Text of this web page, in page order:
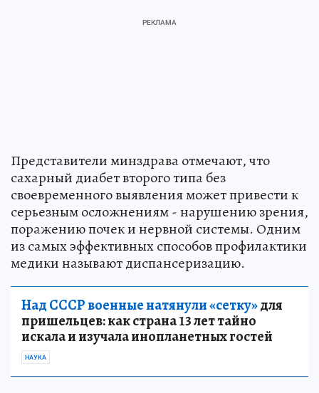
Представители минздрава отмечают, что
сахарный диабет второго типа без
своевременного выявления может привести к
серьезным осложнениям - нарушению зрения,
поражению почек и нервной системы. Одним
из самых эффективных способов профилактики
медики называют диспансеризацию.
Над СССР военные натянули «сетку»для
пришельцев: как страна 13 лет тайно
искала и изучала инопланетных гостей
НАУКА